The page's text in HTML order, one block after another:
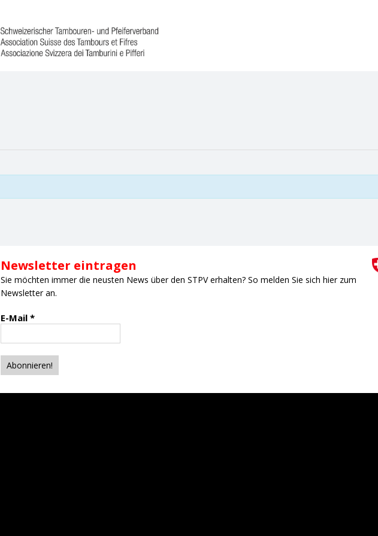
Newsletter eintragen
Sie möchten immer die neusten News über den STPV erhalten? So melden Sie sich hier zum
Newsletter an.
E-Mail *